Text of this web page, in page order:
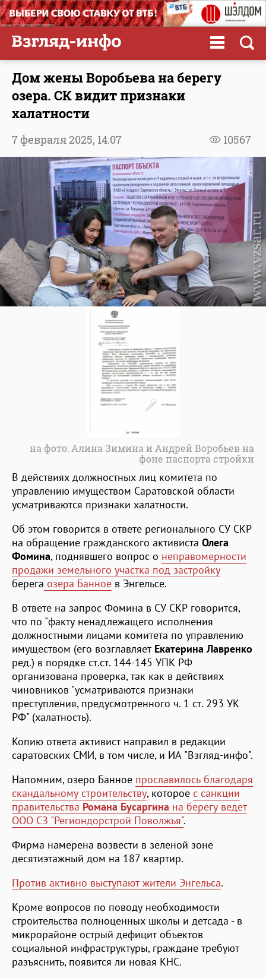
Дом жены Воробьева на берегу
озера. СК видит признаки
халатности
10567
7 февраля 2025, 14:07
на фото: Алина Зимина и Андрей Воробьев на
фоне паспорта стройки
В действиях должностных лиц комитета по
управлению имуществом Саратовской области
усматриваются признаки халатности.
Об этом говорится в ответе регионального СУ СКР
на обращение гражданского активиста Олега
Фомина, поднявшего вопрос о неправомерности
продажи земельного участка под застройку
берега озера Банное в Энгельсе.
В ответе на запрос Фомина в СУ СКР говорится,
что по "факту ненадлежащего исполнения
должностными лицами комитета по управлению
имуществом (его возглавляет Екатерина Лавренко
ред.) в порядке ст.ст. 144-145 УПК РФ
организована проверка, так как в действиях
чиновников "усматриваются признаки
преступления, предусмотренного ч. 1 ст. 293 УК
РФ" (халатность).
Копию ответа активист направил в редакции
саратовских СМИ, в том числе, и ИА "Взгляд-инфо".
Напомним, озеро Банное прославилось благодаря
скандальному строительству, которое с санкции
правительства Романа Бусаргина на берегу ведет
ООО СЗ "Региондорстрой Поволжья".
Фирма намерена возвести в зеленой зоне
десятиэтажный дом на 187 квартир.
Против активно выступают жители Энгельса.
Кроме вопросов по поводу необходимости
строительства полноценных школы и детсада - в
микрорайоне острый дефицит объектов
социальной инфраструктуры, граждане требуют
разъяснить, появится ли новая КНС.